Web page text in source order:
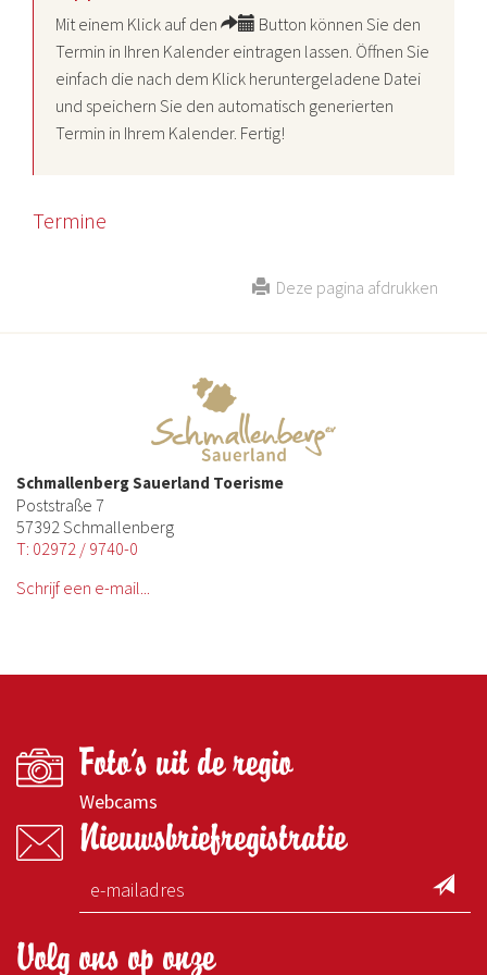
Mit einem Klick auf den
Button können Sie den
Termin in Ihren Kalender eintragen lassen. Öffnen Sie
einfach die nach dem Klick heruntergeladene Datei
und speichern Sie den automatisch generierten
Termin in Ihrem Kalender. Fertig!
Termine
Deze pagina afdrukken
Schmallenberg Sauerland Toerisme
Poststraße 7
57392 Schmallenberg
T: 02972 / 9740-0
Schrijf een e-mail...
Foto's uit de regio
Webcams
Nieuwsbriefregistratie
Volg ons op onze